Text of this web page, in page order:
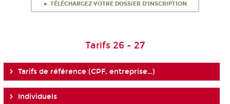
► TÉLÉCHARGEZ VOTRE DOSSIER D'INSCRIPTION
Tarifs 26 - 27
Tarifs de référence (CPF, entreprise…)
Individuels